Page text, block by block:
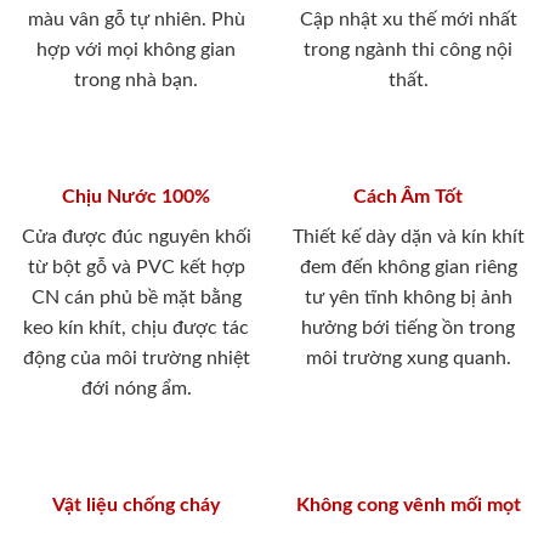
màu vân gỗ tự nhiên. Phù
hợp với mọi không gian
trong nhà bạn.
Cập nhật xu thế mới nhất
trong ngành thi công nội
thất.
Chịu Nước 100%
Cửa được đúc nguyên khối
từ bột gỗ và PVC kết hợp
CN cán phủ bề mặt bằng
keo kín khít, chịu được tác
động của môi trường nhiệt
đới nóng ẩm.
Cách Âm Tốt
Thiết kế dày dặn và kín khít
đem đến không gian riêng
tư yên tĩnh không bị ảnh
hưởng bới tiếng ồn trong
môi trường xung quanh.
Vật liệu chống cháy Không cong vênh mối mọt